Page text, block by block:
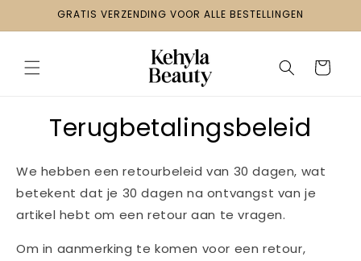
naar de
content
GRATIS VERZENDING VOOR ALLE BESTELLINGEN
Cart
Terugbetalingsbeleid
We hebben een retourbeleid van 30 dagen, wat
betekent dat je 30 dagen na ontvangst van je
artikel hebt om een retour aan te vragen.
Om in aanmerking te komen voor een retour,